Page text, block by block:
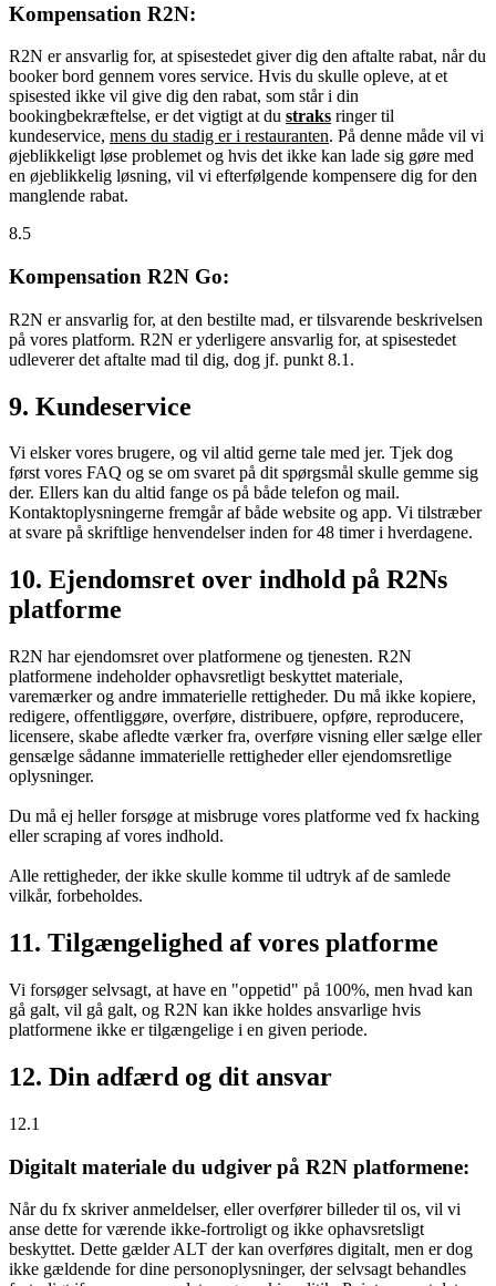
Kompensation R2N:
R2N er ansvarlig for, at spisestedet giver dig den aftalte rabat, når du
booker bord gennem vores service. Hvis du skulle opleve, at et
spisested ikke vil give dig den rabat, som står i din
bookingbekræftelse, er det vigtigt at du straks ringer til
kundeservice, mens du stadig er i restauranten. På denne måde vil vi
øjeblikkeligt løse problemet og hvis det ikke kan lade sig gøre med
en øjeblikkelig løsning, vil vi efterfølgende kompensere dig for den
manglende rabat.
8.5
Kompensation R2N Go:
R2N er ansvarlig for, at den bestilte mad, er tilsvarende beskrivelsen
på vores platform. R2N er yderligere ansvarlig for, at spisestedet
udleverer det aftalte mad til dig, dog jf. punkt 8.1.
9. Kundeservice
Vi elsker vores brugere, og vil altid gerne tale med jer. Tjek dog
først vores FAQ og se om svaret på dit spørgsmål skulle gemme sig
der. Ellers kan du altid fange os på både telefon og mail.
Kontaktoplysningerne fremgår af både website og app. Vi tilstræber
at svare på skriftlige henvendelser inden for 48 timer i hverdagene.
10. Ejendomsret over indhold på R2Ns
platforme
R2N har ejendomsret over platformene og tjenesten. R2N
platformene indeholder ophavsretligt beskyttet materiale,
varemærker og andre immaterielle rettigheder. Du må ikke kopiere,
redigere, offentliggøre, overføre, distribuere, opføre, reproducere,
licensere, skabe afledte værker fra, overføre visning eller sælge eller
gensælge sådanne immaterielle rettigheder eller ejendomsretlige
oplysninger.
Du må ej heller forsøge at misbruge vores platforme ved fx hacking
eller scraping af vores indhold.
Alle rettigheder, der ikke skulle komme til udtryk af de samlede
vilkår, forbeholdes.
11. Tilgængelighed af vores platforme
Vi forsøger selvsagt, at have en "oppetid" på 100%, men hvad kan
gå galt, vil gå galt, og R2N kan ikke holdes ansvarlige hvis
platformene ikke er tilgængelige i en given periode.
12. Din adfærd og dit ansvar
12.1
Digitalt materiale du udgiver på R2N platformene:
Når du fx skriver anmeldelser, eller overfører billeder til os, vil vi
anse dette for værende ikke-fortroligt og ikke ophavsretsligt
beskyttet. Dette gælder ALT der kan overføres digitalt, men er dog
ikke gældende for dine personoplysninger, der selvsagt behandles